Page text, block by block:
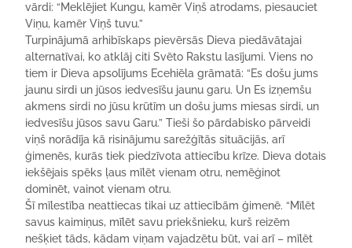
vārdi: “Meklējiet Kungu, kamēr Viņš atrodams, piesauciet
Viņu, kamēr Viņš tuvu.”
Turpinājumā arhibīskaps pievērsās Dieva piedāvātajai
alternatīvai, ko atklāj citi Svēto Rakstu lasījumi. Viens no
tiem ir Dieva apsolījums Ecehiēla grāmatā: “Es došu jums
jaunu sirdi un jūsos iedvesīšu jaunu garu. Un Es izņemšu
akmens sirdi no jūsu krūtīm un došu jums miesas sirdi, un
iedvesīšu jūsos savu Garu.” Tieši šo pārdabisko pārveidi
viņš norādīja kā risinājumu sarežģītās situācijās, arī
ģimenēs, kurās tiek piedzīvota attiecību krīze. Dieva dotais
iekšējais spēks ļaus mīlēt vienam otru, nemēģinot
dominēt, vainot vienam otru.
Šī mīlestība neattiecas tikai uz attiecībām ģimenē. “Mīlēt
savus kaimiņus, mīlēt savu priekšnieku, kurš reizēm
nešķiet tāds, kādam viņam vajadzētu būt, vai arī – mīlēt